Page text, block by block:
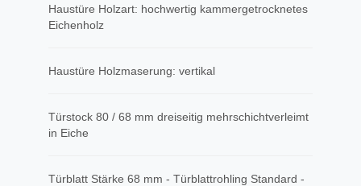
Haustüre Holzart: hochwertig kammergetrocknetes
Eichenholz
Haustüre Holzmaserung: vertikal
Türstock 80 / 68 mm dreiseitig mehrschichtverleimt
in Eiche
Türblatt Stärke 68 mm - Türblattrohling Standard -